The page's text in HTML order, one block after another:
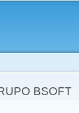
BSOFT